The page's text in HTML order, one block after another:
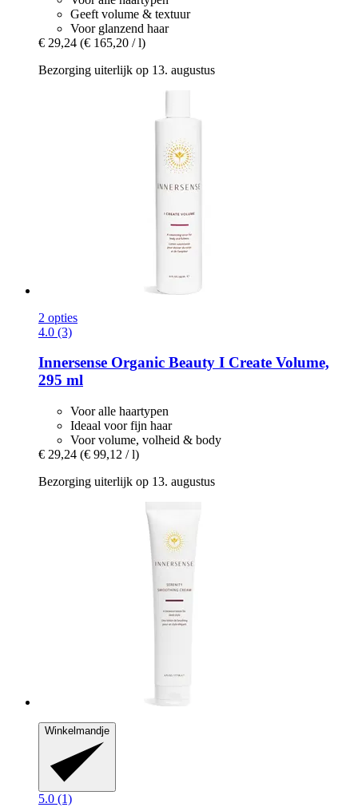
Geeft volume & textuur
Voor glanzend haar
€ 29,24 (€ 165,20 / l)
Bezorging uiterlijk op 13. augustus
2 opties
4.0 (3)
Innersense Organic Beauty I Create Volume,
295 ml
Voor alle haartypen
Ideaal voor fijn haar
Voor volume, volheid & body
€ 29,24 (€ 99,12 / l)
Bezorging uiterlijk op 13. augustus
Winkelmandje
5.0 (1)